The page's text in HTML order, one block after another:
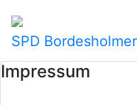
SPD
Impressum